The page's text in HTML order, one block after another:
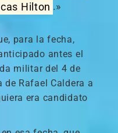
Hilton .»
para la fecha,
antes el
militar del 4 de
de Rafael Caldera a
era candidato